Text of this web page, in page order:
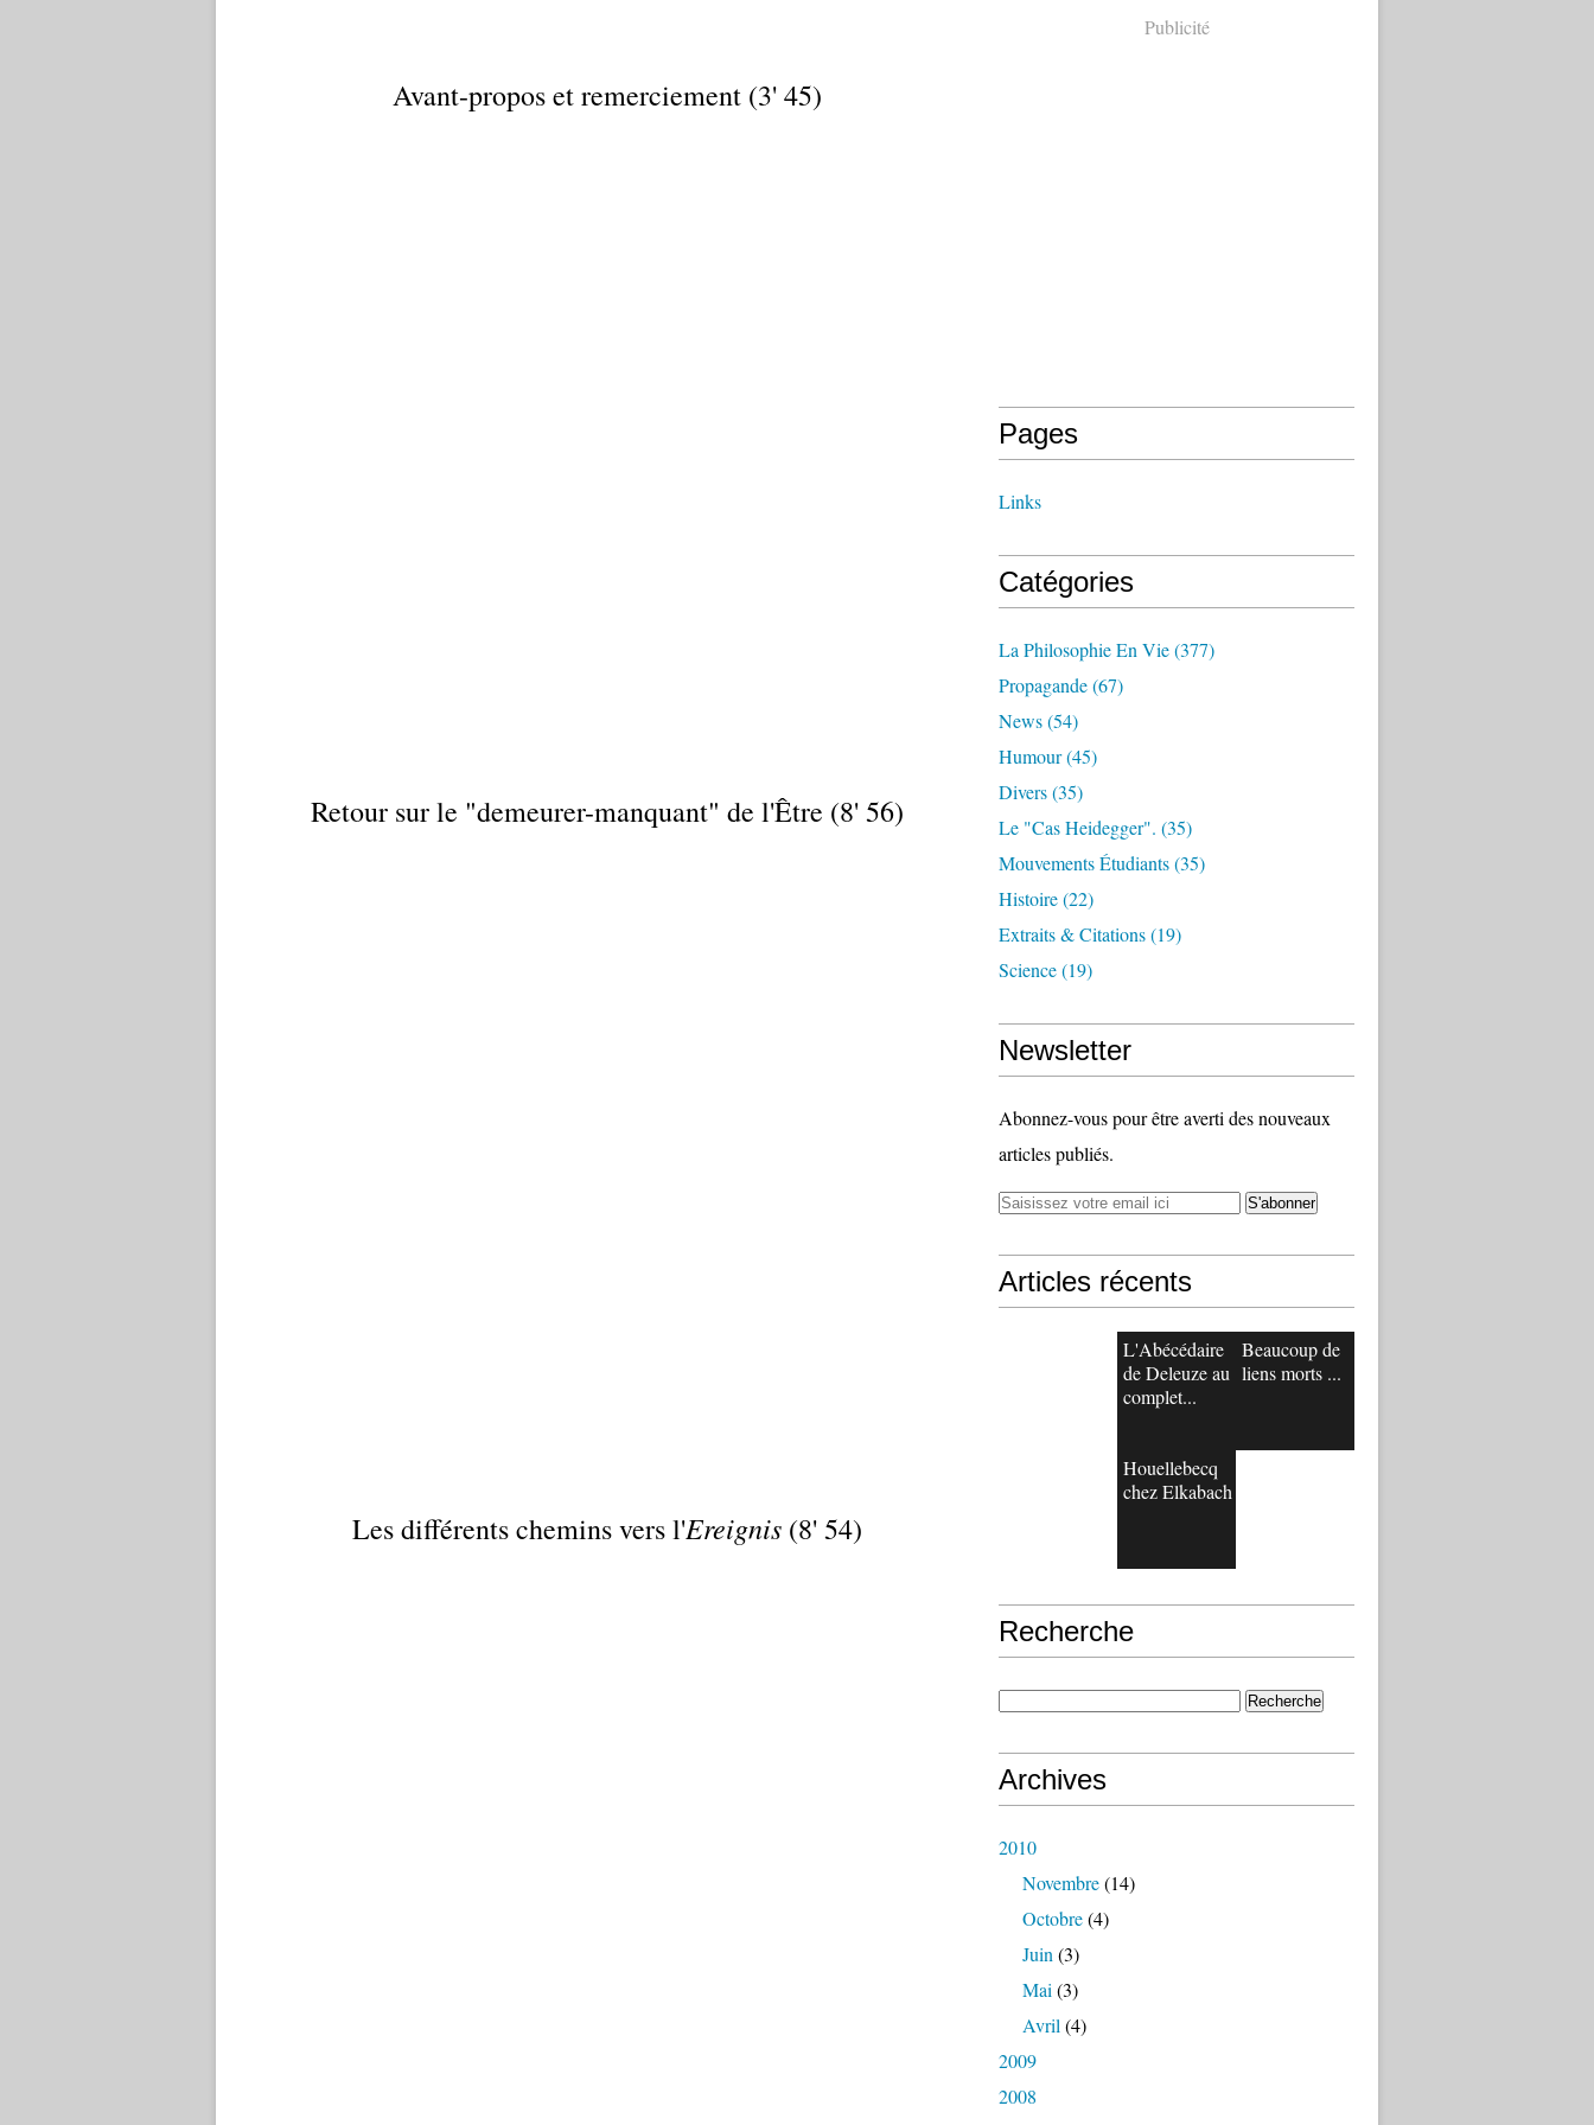
Avant-propos et remerciement (3' 45)
Retour sur le "demeurer-manquant" de l'Être (8' 56)
Les différents chemins vers l'Ereignis (8' 54)
Publicité
Pages
Links
Catégories
La Philosophie En Vie(377)
Propagande(67)
News(54)
Humour(45)
Divers(35)
Le "cas Heidegger". (35)
Mouvements Étudiants(35)
Histoire(22)
Extraits & Citations(19)
Science(19)
Newsletter
Abonnez-vous pour être averti des nouveaux
articles publiés.
Articles récents
L'Abécédaire
de Deleuze au
complet...
Beaucoup de
liens morts ...
Houellebecq
chez Elkabach
Recherche
Archives
2010
Novembre(14)
Octobre(4)
Juin (3)
Mai (3)
Avril (4)
2009
2008